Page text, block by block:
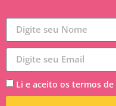
Li e aceito os termos de